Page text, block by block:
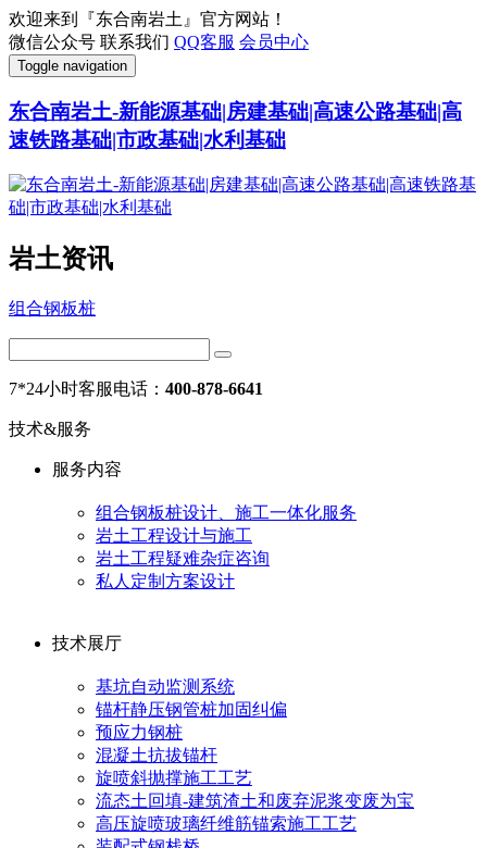
欢迎来到『东合南岩土』官方网站！
微信公众号 联系我们 QQ客服 会员中心
Toggle navigation
东合南岩土-新能源基础|房建基础|高速公路基础|高
速铁路基础|市政基础|水利基础
岩土资讯
组合钢板桩
7*24小时客服电话： 400-878-6641
技术&服务
服务内容
组合钢板桩设计、施工一体化服务
岩土工程设计与施工
岩土工程疑难杂症咨询
私人定制方案设计
技术展厅
基坑自动监测系统
锚杆静压钢管桩加固纠偏
预应力钢桩
混凝土抗拔锚杆
旋喷斜抛撑施工工艺
流态土回填-建筑渣土和废弃泥浆变废为宝
高压旋喷玻璃纤维筋锚索施工工艺